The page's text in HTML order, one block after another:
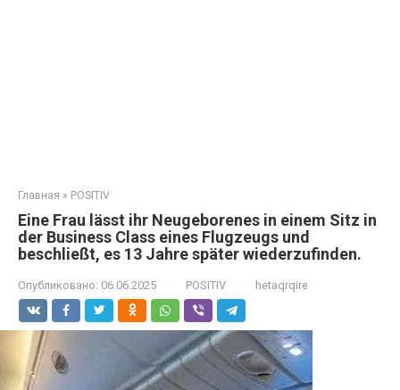
Главная » POSITIV
Eine Frau lässt ihr Neugeborenes in einem Sitz in
der Business Class eines Flugzeugs und
beschließt, es 13 Jahre später wiederzufinden.
Опубликовано: 06.06.2025 POSITIV hetaqrqire